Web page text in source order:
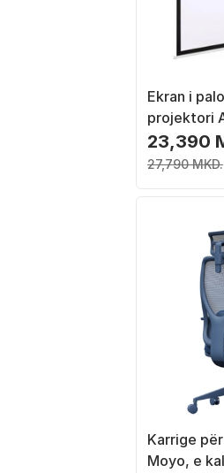
Ekran i
projektori
16:9, i
23,390
27,790 MKD.
Karrige
Moyo, e